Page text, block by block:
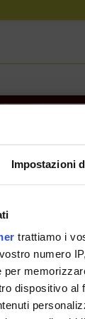
Impostazioni
trattiamo i
numero
dispositivo al
LACCIO